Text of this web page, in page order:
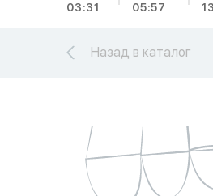
03:31 05:57
Назад в каталог